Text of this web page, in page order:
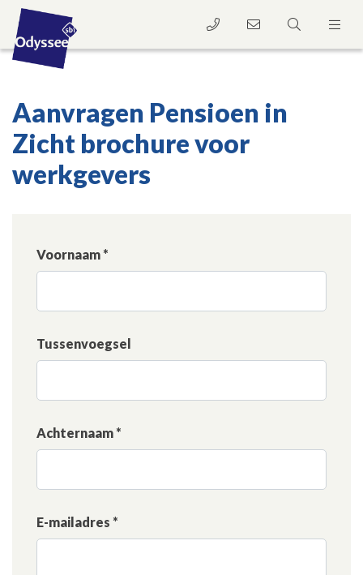
Aanvragen Pensioen in
Zicht brochure voor
werkgevers
Voornaam *
Tussenvoegsel
Achternaam *
E-mailadres *